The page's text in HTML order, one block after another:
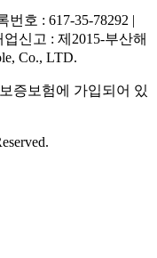
호 : 617-35-78292 |
신고 : 제2015-부산해
Co., LTD.
증보험에 가입되어 있